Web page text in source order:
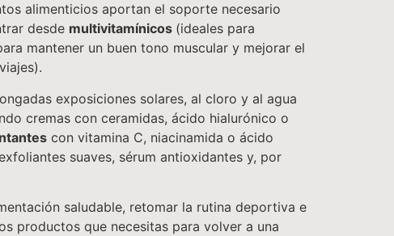
alimenticios aportan el soporte necesario
desde multivitamínicos (ideales para
mantener un buen tono muscular y mejorar el
exposiciones solares, al cloro y al agua
cremas con ceramidas, ácido hialurónico o
con vitamina C, niacinamida o ácido
suaves, sérum antioxidantes y, por
saludable, retomar la rutina deportiva e
productos que necesitas para volver a una